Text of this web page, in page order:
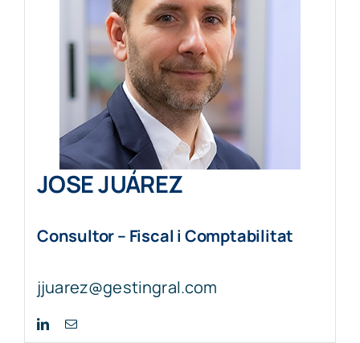
JOSE JUÁREZ
Consultor – Fiscal i Comptabilitat
jjuarez@gestingral.com